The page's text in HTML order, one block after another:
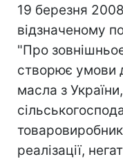
19 березня
відзначеному
"Про
створює умови
масла з
реалізації,